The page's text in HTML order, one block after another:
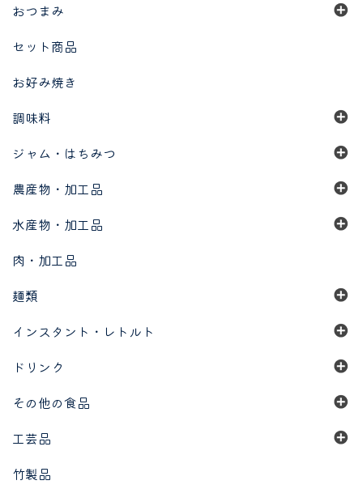
おつまみ
セット商品
お好み焼き
調味料
ジャム・はちみつ
農産物・加工品
水産物・加工品
肉・加工品
麺類
インスタント・レトルト
ドリンク
その他の食品
工芸品
竹製品